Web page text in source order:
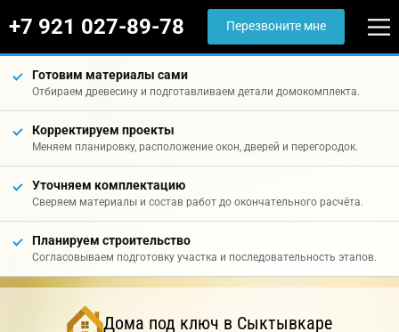
+7 921 027-89-78 Перезвоните мне
Готовим материалы сами
Отбираем древесину и подготавливаем детали домокомплекта.
Корректируем проекты
Меняем планировку, расположение окон, дверей и перегородок.
Уточняем комплектацию
Сверяем материалы и состав работ до окончательного расчёта.
Планируем строительство
Согласовываем подготовку участка и последовательность этапов.
Дома под ключ в Сыктывкаре